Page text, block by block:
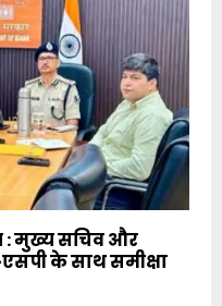
: मुख्य सचिव और
के साथ समीक्षा